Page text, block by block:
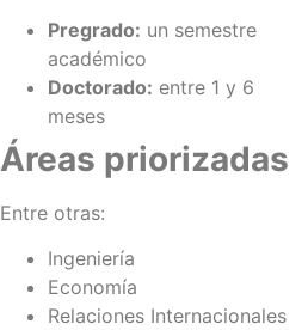
Pregrado: un semestre
académico
Doctorado: entre 1 y 6
meses
Áreas priorizadas
Entre otras:
Ingeniería
Economía
Relaciones Internacionales